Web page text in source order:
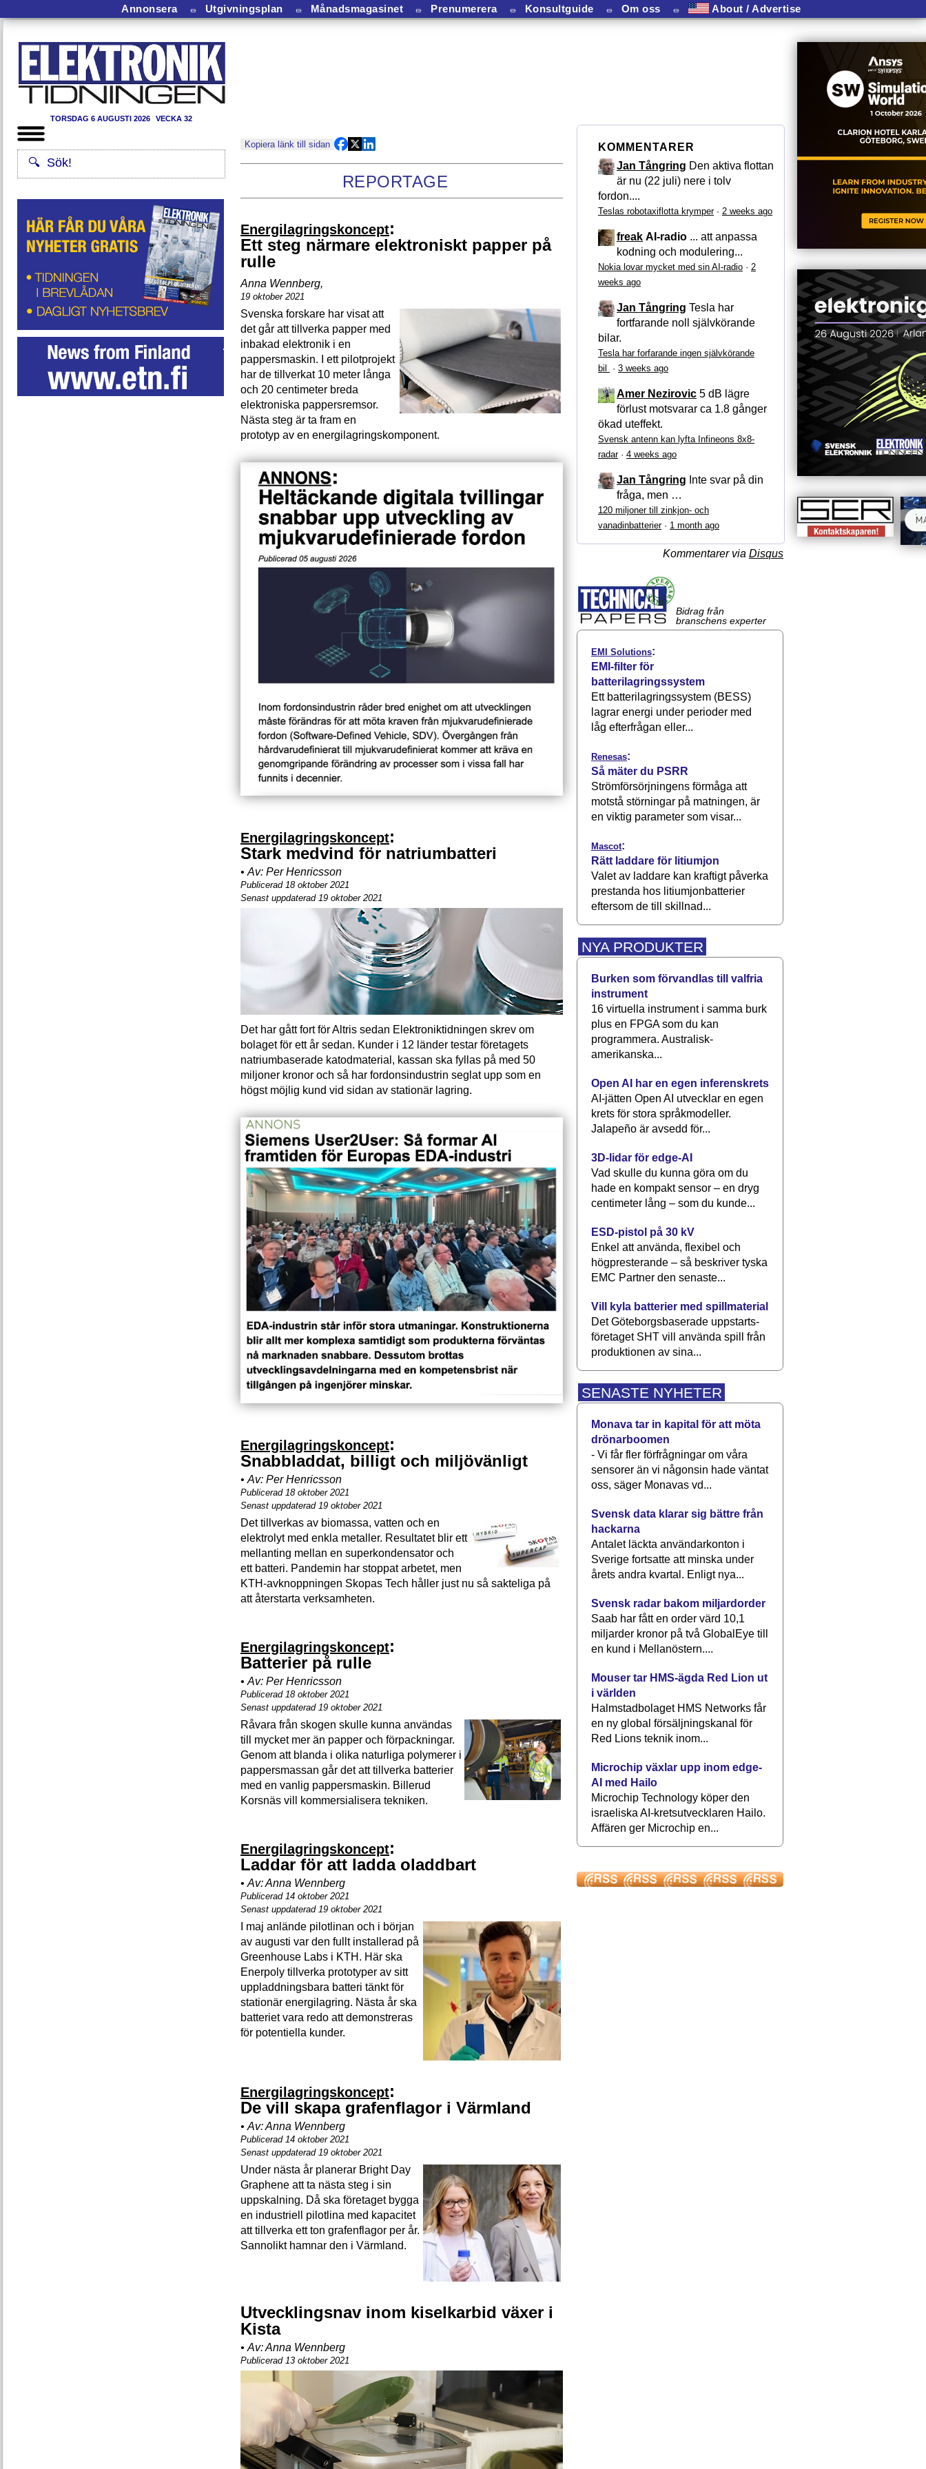
Annonsera ⏛ Utgivningsplan ⏛ Månadsmagasinet ⏛ Prenumerera ⏛ Konsultguide ⏛ Om oss ⏛ About / Advertise
TORSDAG 6 AUGUSTI 2026 VECKA 32
Kopiera länk till sidan
REPORTAGE
Energilagringskoncept:
Ett steg närmare elektroniskt papper på
rulle
Anna Wennberg,
19 oktober 2021
Svenska forskare har visat att
det går att tillverka papper med
inbakad elektronik i en
pappersmaskin. I ett pilotprojekt
har de tillverkat 10 meter långa
och 20 centimeter breda
elektroniska pappersremsor.
Nästa steg är ta fram en
prototyp av en energilagringskomponent.
Energilagringskoncept:
Stark medvind för natriumbatteri
• Av: Per Henricsson
Publicerad 18 oktober 2021
Senast uppdaterad 19 oktober 2021
Det har gått fort för Altris sedan Elektroniktidningen skrev om
bolaget för ett år ­sedan. Kunder i 12 länder testar företagets
natriumbaserade katodmaterial, kassan ska fyllas på med 50
miljoner kronor och så har fordonsindustrin seglat upp som en
högst möjlig kund vid sidan av stationär lagring.
Energilagringskoncept:
Snabbladdat, billigt och miljövänligt
• Av: Per Henricsson
Publicerad 18 oktober 2021
Senast uppdaterad 19 oktober 2021
Det tillverkas av biomassa, vatten och en
elektrolyt med enkla metaller. Resultatet blir ett
mellanting mellan en superkondensator och
ett batteri. Pandemin har stoppat arbetet, men
KTH-avknoppningen Skopas Tech håller just nu så sakteliga på
att åter­starta verksamheten.
Energilagringskoncept:
Batterier på rulle
• Av: Per Henricsson
Publicerad 18 oktober 2021
Senast uppdaterad 19 oktober 2021
Råvara från skogen skulle kunna användas
till mycket mer än papper och förpackningar.
Genom att blanda i olika naturliga polymerer i
pappersmassan går det att tillverka batterier
med en vanlig pappersmaskin. Billerud
Korsnäs vill kommersialisera tekniken.
Energilagringskoncept:
Laddar för att ladda oladdbart
• Av:Anna Wennberg
Publicerad 14 oktober 2021
Senast uppdaterad 19 oktober 2021
I maj anlände pilotlinan och i början
av augusti var den fullt installerad på
Greenhouse Labs i KTH. Här ska
Enerpoly tillverka prototyper av sitt
uppladdningsbara batteri tänkt för
stationär energilagring. Nästa år ska
batteriet vara redo att demonstreras
för potentiella kunder.
Energilagringskoncept:
De vill skapa grafenflagor i Värmland
• Av:Anna Wennberg
Publicerad 14 oktober 2021
Senast uppdaterad 19 oktober 2021
Under nästa år planerar Bright Day
Graphene att ta nästa steg i sin
uppskalning. Då ska företaget bygga
en industriell pilotlina med kapacitet
att tillverka ett ton grafenflagor per år.
Sannolikt hamnar den i Värmland.
Utvecklingsnav inom kiselkarbid växer i
Kista
• Av:Anna Wennberg
Publicerad 13 oktober 2021
KOMMENTARER
Jan Tångring Den aktiva flottan
är nu (22 juli) nere i tolv
fordon....
Teslas robotaxiflotta krymper· 2 weeks ago
freak AI-radio ... att anpassa
kodning och modulering...
Nokia lovar mycket med sin AI-radio · 2
weeks ago
Jan Tångring Tesla har
fortfarande noll självkörande
bilar.
Tesla har forfarande ingen självkörande
bil
· 3 weeks ago
Amer Nezirovic 5 dB lägre
förlust motsvarar ca 1.8 gånger
ökad uteffekt.
Svensk antenn kan lyfta Infineons 8x8-
radar· 4 weeks ago
Jan Tångring Inte svar på din
fråga, men …
120 miljoner till zinkjon- och
vanadinbatterier· 1 month ago
Kommentarer via Disqus
Bidrag från
branschens experter
EMI Solutions:
EMI-filter för
batterilagringssystem
Ett batterilagringssystem (BESS)
lagrar energi under perioder med
låg efterfrågan eller...
Renesas:
Så mäter du PSRR
Strömförsörjningens förmåga att
motstå störningar på matningen, är
en viktig parameter som visar...
Mascot:
Rätt laddare för litiumjon
Valet av laddare kan kraftigt påverka
prestanda hos litiumjonbatterier
eftersom de till skillnad...
NYA PRODUKTER
Burken som förvandlas till valfria
instrument
16 virtuella instrument i samma burk
plus en FPGA som du kan
programmera. Australisk-
amerikanska...
Open AI har en egen inferenskrets
AI-jätten Open AI utvecklar en egen
krets för stora språkmodeller.
Jalapeño är avsedd för...
3D-lidar för edge-AI
Vad skulle du kunna göra om du
hade en kompakt sensor – en dryg
centimeter lång – som du kunde...
ESD-pistol på 30 kV
Enkel att använda, flexibel och
högpresterande – så beskriver tyska
EMC Partner den senaste...
Vill kyla batterier med spillmaterial
Det Göteborgsbaserade upp­starts­
företaget SHT vill använda spill från
produktionen av sina...
SENASTE NYHETER
Monava tar in kapital för att möta
drönarboomen
- Vi får fler förfrågningar om våra
sensorer än vi någonsin hade väntat
oss, säger Monavas vd...
Svensk data klarar sig bättre från
hackarna
Antalet läckta användarkonton i
Sverige fortsatte att minska under
årets andra kvartal. Enligt nya...
Svensk radar bakom miljardorder
Saab har fått en order värd 10,1
miljarder kronor på två GlobalEye till
en kund i Mellanöstern....
Mouser tar HMS-ägda Red Lion ut
i världen
Halmstadbolaget HMS Networks får
en ny global försäljningskanal för
Red Lions teknik inom...
Microchip växlar upp inom edge-
AI med Hailo
Microchip Technology köper den
israeliska AI-kretsutvecklaren Hailo.
Affären ger Microchip en...